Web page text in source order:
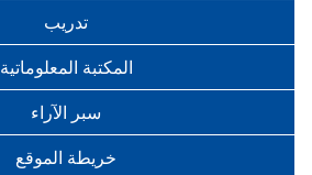
تدريب
المكتبة المعلوماتية
سبر الآراء
خريطة الموقع